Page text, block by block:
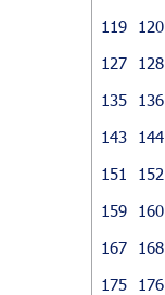
119
120
127
128
135
136
143
144
151
152
159
160
167
168
175
176